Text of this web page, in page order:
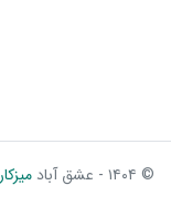
© ۱۴۰۴ - عشق آباد میزکار